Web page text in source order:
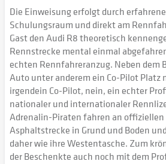
Die Einweisung erfolgt durch
Schulungsraum und direkt am
Gast den Audi R8 theoretisch
Rennstrecke mental einmal
echten Rennfahreranzug. Neben dem
Auto unter anderem ein Co-Pilot Platz
irgendein Co-Pilot, nein, ein echter
nationaler und internationaler
Adrenalin-Piraten fahren an offiziellen
Asphaltstrecke in Grund und Boden
daher wie ihre Westentasche. Zum
der Beschenkte auch noch mit dem